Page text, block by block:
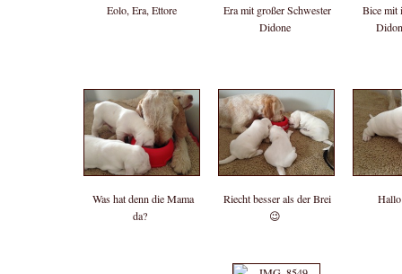
Eolo, Era, Ettore
Era mit großer Schwester
Didone
Bice mit
Was hat denn die Mama
da?
Riecht besser als der Brei
😉